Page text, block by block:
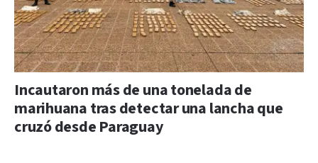
Incautaron más de una tonelada de
marihuana tras detectar una lancha que
cruzó desde Paraguay